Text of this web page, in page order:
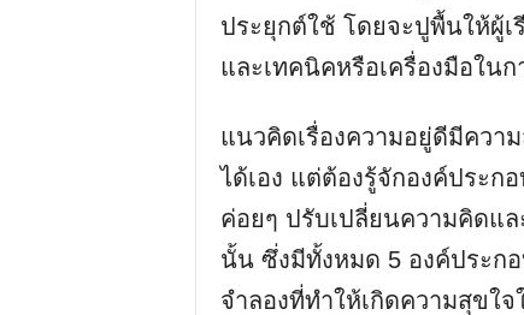
ประยุกต์ใช้ โดยจะปูพื้นให้ผู้เ
และเทคนิคหรือเครื่องมือใน
แนวคิดเรื่องความอยู่ดีมีควา
ได้เอง แต่ต้องรู้จักองค์ประก
ค่อยๆ ปรับเปลี่ยนความคิดแ
นั้น ซึ่งมีทั้งหมด 5 องค์ประกอ
จำลองที่ทำให้เกิดความสุขใ